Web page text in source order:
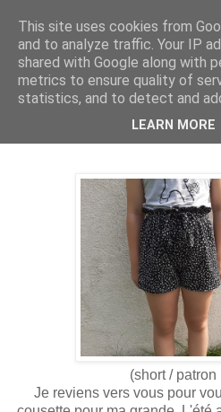
9 juin 2020
Elle passerait sa vie
(short /
Je reviens vers vous pour
This site uses cookies from
and to analyze traffic. Your IP
shared with Google along with
metrics to ensure quality of
statistics, and to detect and
LEARN MORE